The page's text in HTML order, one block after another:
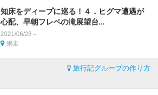
知床をディープに巡る！４．ヒグマ遭遇が
心配、早朝フレペの滝展望台...
2021/06/28～
網走
旅行記グループの作り方